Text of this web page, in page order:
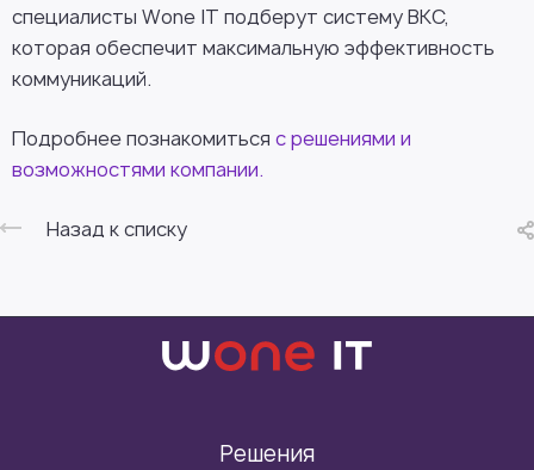
специалисты Wone IT подберут систему ВКС,
которая обеспечит максимальную эффективность
коммуникаций.
Подробнее познакомиться с решениями и
возможностями компании.
Назад к списку
Решения